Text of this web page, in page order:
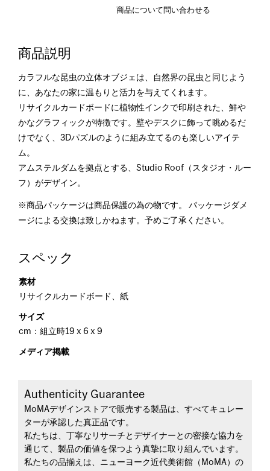
商品について問い合わせる
商品説明
カラフルな昆虫の立体オブジェは、自然界の昆虫と同じよう
に、あなたの家に温もりと活力を与えてくれます。
リサイクルカードボードに植物性インクで印刷された、鮮や
かなグラフィックが特徴です。壁やデスクに飾って眺めるだ
けでなく、3Dパズルのように組み立てるのも楽しいアイテ
ム。
アムステルダムを拠点とする、Studio Roof（スタジオ・ルー
フ）がデザイン。
※商品パッケージは商品保護の為の物です。 パッケージダメ
ージによる交換は致しかねます。予めご了承ください。
スペック
素材
リサイクルカードボード、紙
サイズ
cm：組立時19 x 6 x 9
メディア掲載
Authenticity Guarantee
MoMAデザインストアで販売する製品は、すべてキュレー
ターが承認した真正品です。
私たちは、丁寧なリサーチとデザイナーとの密接な協力を
通じて、製品の価値を保つよう真摯に取り組んでいます。
私たちの品揃えは、ニューヨーク近代美術館（MoMA）の